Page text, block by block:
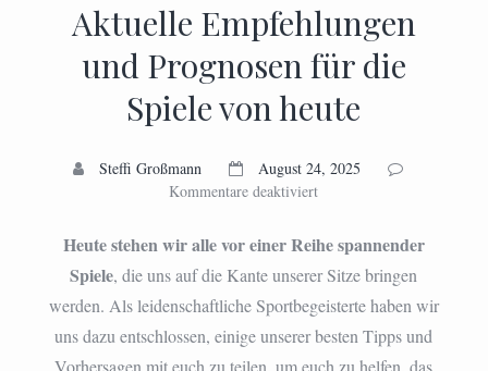
Aktuelle Empfehlungen
und Prognosen für die
Spiele von heute
Steffi Großmann
August 24, 2025
Kommentare deaktiviertfür
Empfehlungen
und
Prognosen
für
die
Spiele
Heute stehen wir alle vor einer Reihe spannender
Spiele, die uns auf die Kante unserer Sitze bringen
werden. Als leidenschaftliche Sportbegeisterte haben wir
uns dazu entschlossen, einige unserer besten Tipps und
Vorhersagen mit euch zu teilen, um euch zu helfen, das